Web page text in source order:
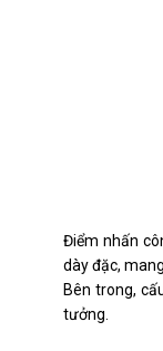
Điểm nhấn
dày đặc,
Bên trong,
tưởng.